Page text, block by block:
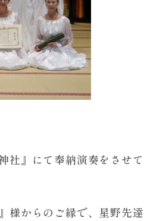
社』にて奉納演奏をさせて
様からのご縁で、星野先達